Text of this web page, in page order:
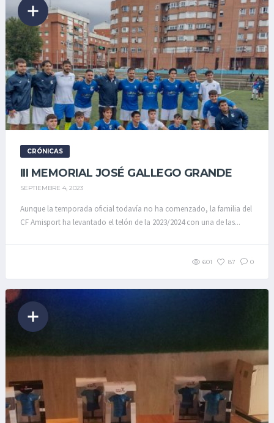
CRÓNICAS
III MEMORIAL JOSÉ GALLEGO GRANDE
SEPTIEMBRE 4, 2023
Aunque la temporada oficial todavía no ha comenzado, la familia del
CF Amisport ha levantado el telón de la 2023/2024 con una de las...
601 87 0